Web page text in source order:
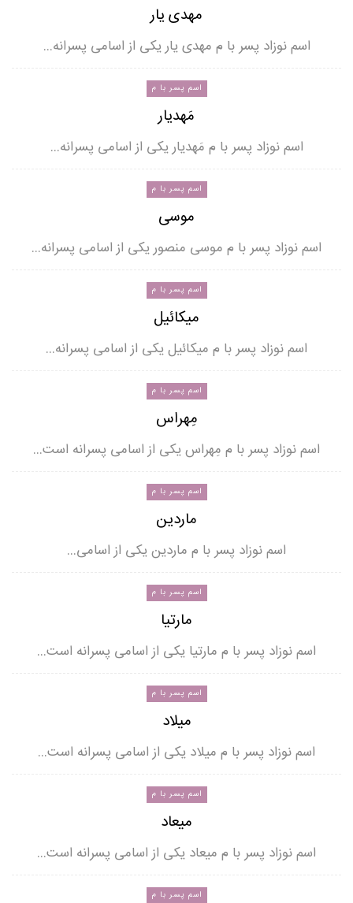
مهدی یار
اسم نوزاد پسر با م مهدی یار یکی از اسامی پسرانه…
اسم پسر با م
مَهدیار
اسم نوزاد پسر با م مَهدیار یکی از اسامی پسرانه…
اسم پسر با م
موسی
اسم نوزاد پسر با م موسی منصور یکی از اسامی پسرانه…
اسم پسر با م
میکائیل
اسم نوزاد پسر با م میکائیل یکی از اسامی پسرانه…
اسم پسر با م
مِهراس
اسم نوزاد پسر با م مِهراس یکی از اسامی پسرانه است…
اسم پسر با م
ماردین
اسم نوزاد پسر با م ماردین یکی از اسامی…
اسم پسر با م
مارتیا
اسم نوزاد پسر با م مارتیا یکی از اسامی پسرانه است…
اسم پسر با م
میلاد
اسم نوزاد پسر با م میلاد یکی از اسامی پسرانه است…
اسم پسر با م
میعاد
اسم نوزاد پسر با م میعاد یکی از اسامی پسرانه است…
اسم پسر با م